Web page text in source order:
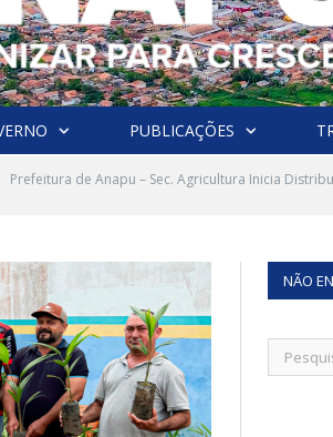
PUBLICAÇÕES
Prefeitura de Anapu – Sec. Agricultura Inicia
NÃO